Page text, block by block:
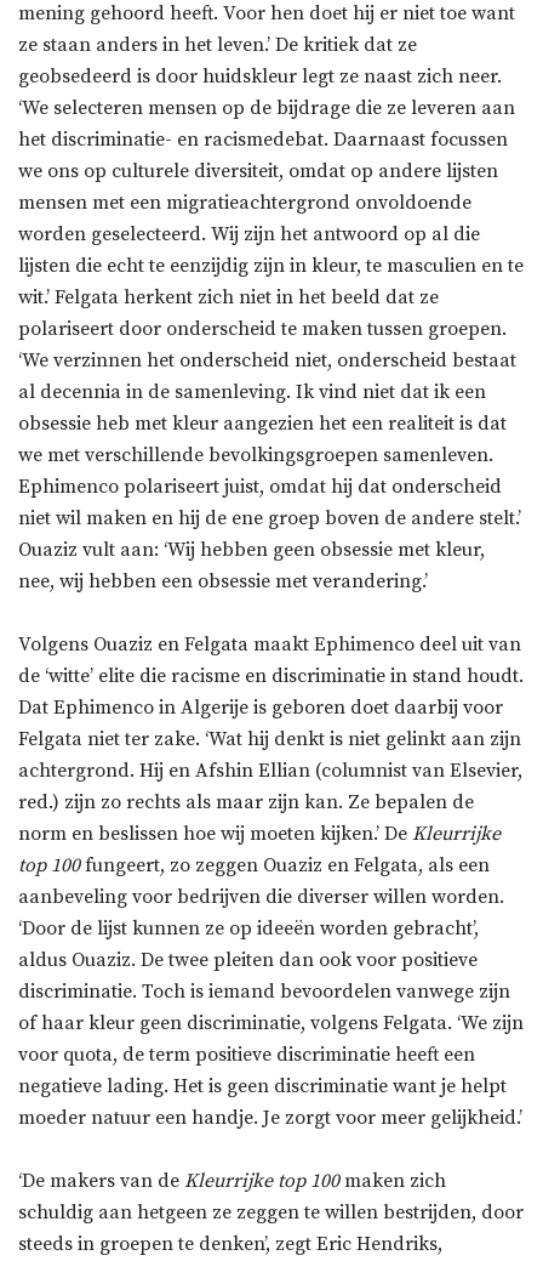
mening gehoord heeft. Voor hen doet hij er niet toe want
ze staan anders in het leven.’ De kritiek dat ze
geobsedeerd is door huidskleur legt ze naast zich neer.
‘We selecteren mensen op de bijdrage die ze leveren aan
het discriminatie- en racismedebat. Daarnaast focussen
we ons op culturele diversiteit, omdat op andere lijsten
mensen met een migratieachtergrond onvoldoende
worden geselecteerd. Wij zijn het antwoord op al die
lijsten die echt te eenzijdig zijn in kleur, te masculien en te
wit.’ Felgata herkent zich niet in het beeld dat ze
polariseert door onderscheid te maken tussen groepen.
‘We verzinnen het onderscheid niet, onderscheid bestaat
al decennia in de samenleving. Ik vind niet dat ik een
obsessie heb met kleur aangezien het een realiteit is dat
we met verschillende bevolkingsgroepen samenleven.
Ephimenco polariseert juist, omdat hij dat onderscheid
niet wil maken en hij de ene groep boven de andere stelt.’
Ouaziz vult aan: ‘Wij hebben geen obsessie met kleur,
nee, wij hebben een obsessie met verandering.’
Volgens Ouaziz en Felgata maakt Ephimenco deel uit van
de ‘witte’ elite die racisme en discriminatie in stand houdt.
Dat Ephimenco in Algerije is geboren doet daarbij voor
Felgata niet ter zake. ‘Wat hij denkt is niet gelinkt aan zijn
achtergrond. Hij en Afshin Ellian (columnist van Elsevier,
red.) zijn zo rechts als maar zijn kan. Ze bepalen de
norm en beslissen hoe wij moeten kijken.’ De Kleurrijke
top 100fungeert, zo zeggen Ouaziz en Felgata, als een
aanbeveling voor bedrijven die diverser willen worden.
‘Door de lijst kunnen ze op ideeën worden gebracht’,
aldus Ouaziz. De twee pleiten dan ook voor positieve
discriminatie. Toch is iemand bevoordelen vanwege zijn
of haar kleur geen discriminatie, volgens Felgata. ‘We zijn
voor quota, de term positieve discriminatie heeft een
negatieve lading. Het is geen discriminatie want je helpt
moeder natuur een handje. Je zorgt voor meer gelijkheid.’
‘De makers van de Kleurrijke top 100maken zich
schuldig aan hetgeen ze zeggen te willen bestrijden, door
steeds in groepen te denken’, zegt Eric Hendriks,